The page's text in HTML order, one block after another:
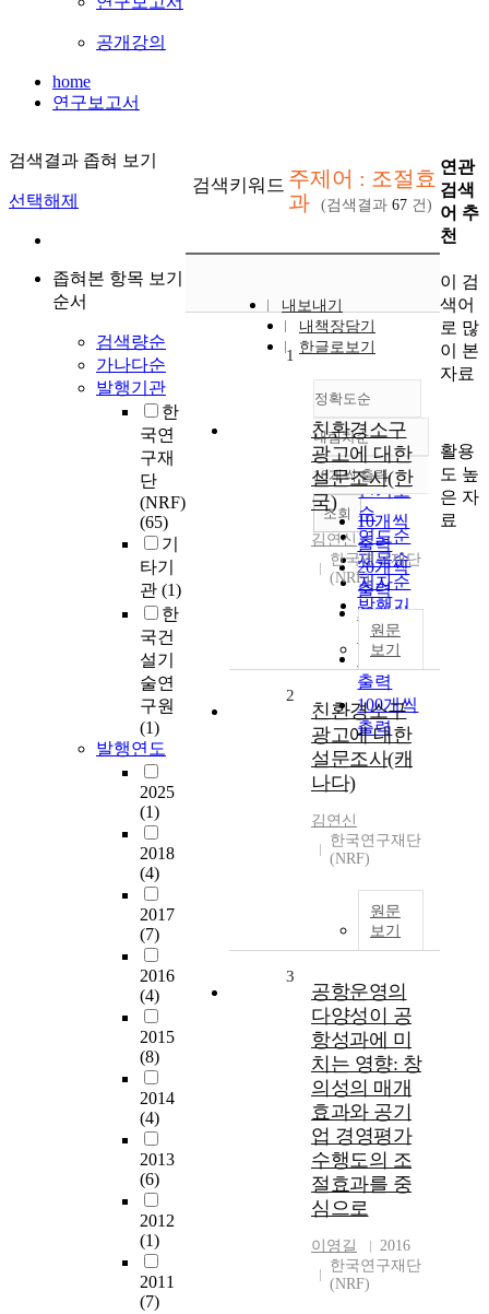
공개강의
home
연구보고서
검색결과 좁혀 보기
선택해제
좁혀본 항목 보기
순서
검색량순
가나다순
발행기관
한
국연
구재
단
(NRF)
(65)
기
타기
관 (1)
한
국건
설기
술연
구원
(1)
발행연도
2025
(1)
2018
(4)
2017
(7)
2016
(4)
2015
(8)
2014
(4)
2013
(6)
2012
(1)
2011
(7)
검색키워드 주제어 : 조절효
과
(검색결과 67 건)
내보내기
내책장담기
한글로보기
정확도순
정확도
순
인기도
순
연도순
제목순
저자순
발행기
관순
내림차순
내림차순
10개씩 출력
10개씩
출력
20개씩
출력
30개씩
출력
50개씩
출력
100개씩
출력
조회
1
친환경소구
광고에 대한
설문조사(한
국)
김연신
한국연구재단
(NRF)
원문
보기
2
친환경소구
광고에 대한
설문조사(캐
나다)
김연신
한국연구재단
(NRF)
원문
보기
3
공항운영의
다양성이 공
항성과에 미
치는 영향: 창
의성의 매개
효과와 공기
업 경영평가
수행도의 조
절효과를 중
심으로
이영길
2016
한국연구재단
(NRF)
연관
검색
어 추
천
이 검
색어
로 많
이 본
자료
활용
도 높
은 자
료